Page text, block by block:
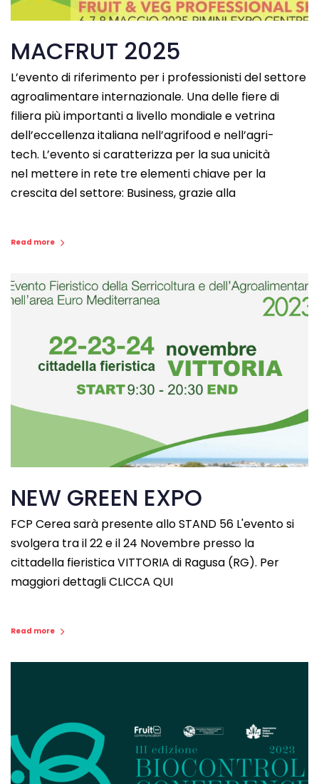
MACFRUT 2025
L’evento di riferimento per i professionisti del settore
agroalimentare internazionale. Una delle fiere di
filiera più importanti a livello mondiale e vetrina
dell’eccellenza italiana nell’agrifood e nell’agri-
tech. L’evento si caratterizza per la sua unicità
nel mettere in rete tre elementi chiave per la
crescita del settore: Business, grazie alla
Read more
NEW GREEN EXPO
FCP Cerea sarà presente allo STAND 56 L'evento si
svolgera tra il 22 e il 24 Novembre presso la
cittadella fieristica VITTORIA di Ragusa (RG). Per
maggiori dettagli CLICCA QUI
Read more